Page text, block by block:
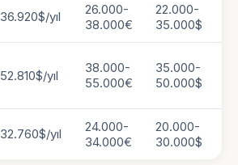
36.920$/yıl
26.000-
38.000€
22.000-
35.000$
52.810$/yıl
38.000-
55.000€
35.000-
50.000$
32.760$/yıl
24.000-
34.000€
20.000-
30.000$